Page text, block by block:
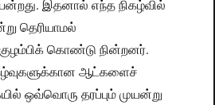
இதனால் எந்த நிகழ்வில்
தெரியாமல்
கொண்டு நின்றனர்.
ஆட்களைச்
ஒவ்வொரு தரப்பும் முயன்று